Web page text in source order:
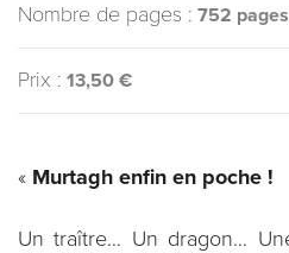
Nombre de pages : 752 pages
Prix : 13,50 €
« Murtagh enfin en poche !
Un traître… Un dragon…